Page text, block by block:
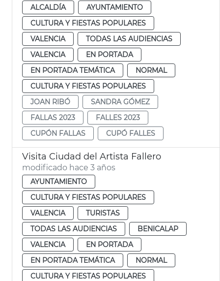
ALCALDÍA
AYUNTAMIENTO
CULTURA Y FIESTAS POPULARES
VALENCIA
TODAS LAS AUDIENCIAS
VALENCIA
EN PORTADA
EN PORTADA TEMÁTICA
NORMAL
CULTURA Y FIESTAS POPULARES
JOAN RIBÓ
SANDRA GÓMEZ
FALLAS 2023
FALLES 2023
CUPÓN FALLAS
CUPÓ FALLES
Visita Ciudad del Artista Fallero
modificado hace 3 años
AYUNTAMIENTO
CULTURA Y FIESTAS POPULARES
VALENCIA
TURISTAS
TODAS LAS AUDIENCIAS
BENICALAP
VALENCIA
EN PORTADA
EN PORTADA TEMÁTICA
NORMAL
CULTURA Y FIESTAS POPULARES